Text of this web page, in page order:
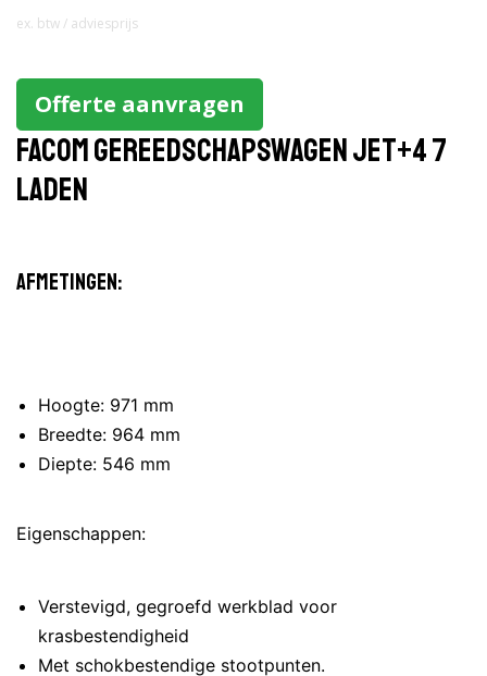
ex. btw / adviesprijs
Offerte aanvragen
Facom gereedschapswagen JET+4 7
laden
Afmetingen:
Hoogte: 971 mm
Breedte: 964 mm
Diepte: 546 mm
Eigenschappen:
Verstevigd, gegroefd werkblad voor
krasbestendigheid
Met schokbestendige stootpunten.